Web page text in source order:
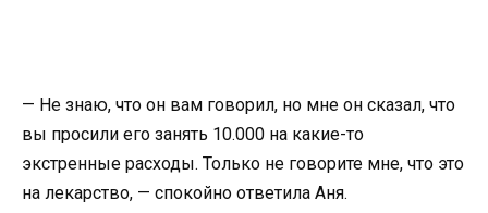
— Не знаю, что он вам говорил, но мне он сказал, что
вы просили его занять 10.000 на какие-то
экстренные расходы. Только не говорите мне, что это
на лекарство, — спокойно ответила Аня.